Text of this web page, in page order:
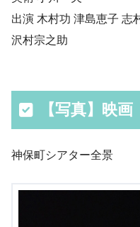
出演 木村功 津島恵子 志
沢村宗之助
【写真】映
神保町シアター全景